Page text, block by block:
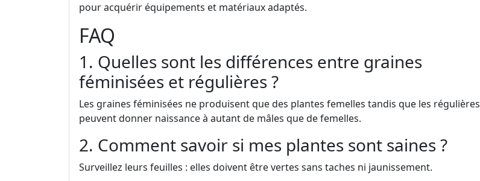
pour acquérir équipements et matériaux adaptés.
FAQ
1. Quelles sont les différences entre graines
féminisées et régulières ?
Les graines féminisées ne produisent que des plantes femelles tandis que les régulières
peuvent donner naissance à autant de mâles que de femelles.
2. Comment savoir si mes plantes sont saines ?
Surveillez leurs feuilles : elles doivent être vertes sans taches ni jaunissement.